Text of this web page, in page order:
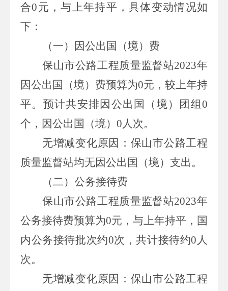
合0元，与上年持平，具体变动情况如
下：
（一）因公出国（境）费
保山市公路工程质量监督站2023年
因公出国（境）费预算为0元，较上年持
平。预计共安排因公出国（境）团组0
个，因公出国（境）0人次。
无增减变化原因：保山市公路工程
质量监督站均无因公出国（境）支出。
（二）公务接待费
保山市公路工程质量监督站2023年
公务接待费预算为0元，与上年持平，国
内公务接待批次约0次，共计接待约0 人
次。
无增减变化原因：保山市公路工程